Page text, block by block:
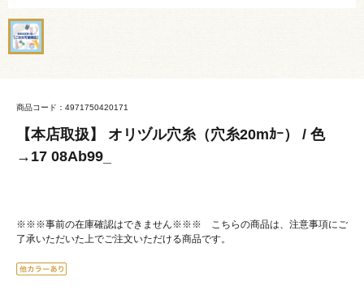
商品コード：4971750420171
【本店取扱】 オリヅル穴糸（穴糸20mｶｰ） / 色
→17 08Ab99_
※※※事前の在庫確認はできません※※※ こちらの商品は、注意事項にご
了承いただいた上でご注文いただける商品です。